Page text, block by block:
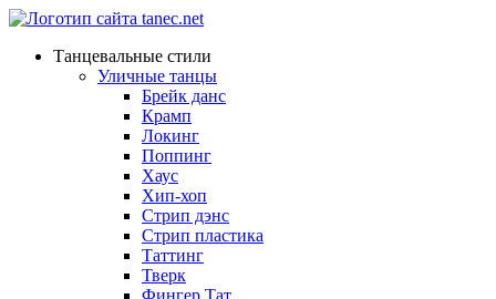
Танцевальные стили
Уличные танцы
Брейк данс
Крамп
Локинг
Поппинг
Хаус
Хип-хоп
Стрип дэнс
Стрип пластика
Таттинг
Тверк
Фингер Тат